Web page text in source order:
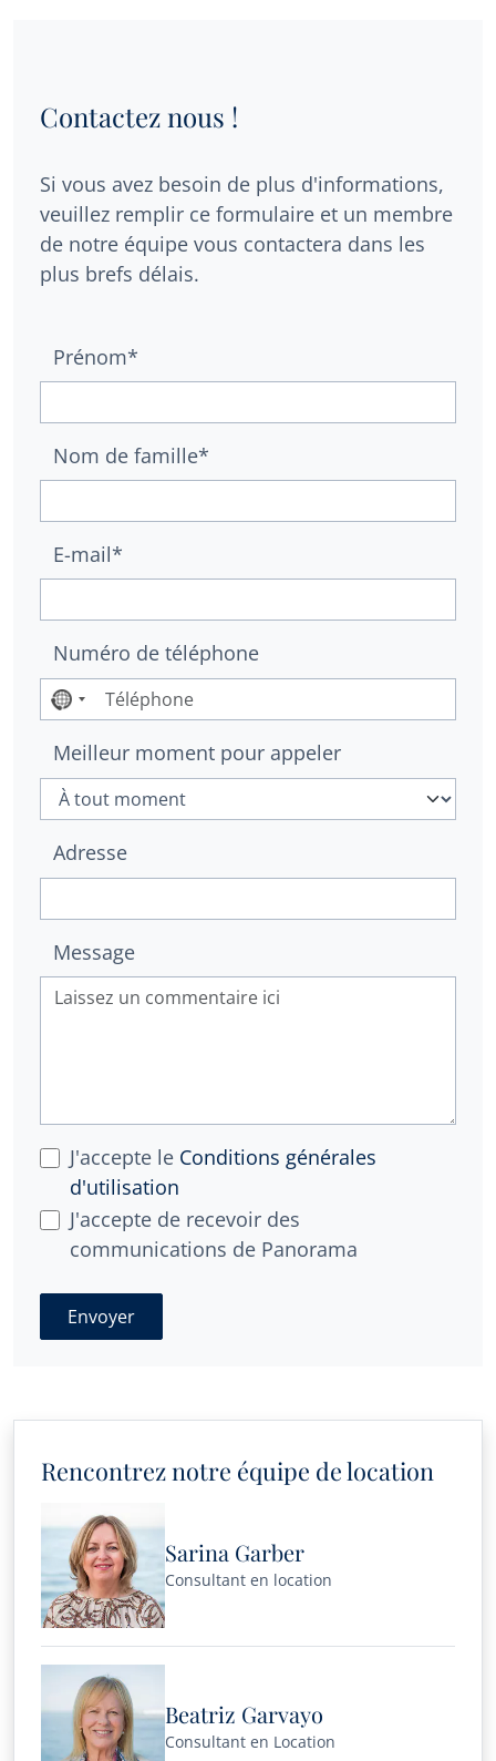
Contactez nous !
Si vous avez besoin de plus d'informations,
veuillez remplir ce formulaire et un membre
de notre équipe vous contactera dans les
plus brefs délais.
Prénom*
Nom de famille*
E-mail*
Numéro de téléphone
Aucun
sélectionné
Meilleur moment pour appeler
Adresse
Message
J'accepte le Conditions générales
d'utilisation
J'accepte de recevoir des
communications de Panorama
Envoyer
Rencontrez notre équipe de location
Sarina Garber
Consultant en location
Beatriz Garvayo
Consultant en Location